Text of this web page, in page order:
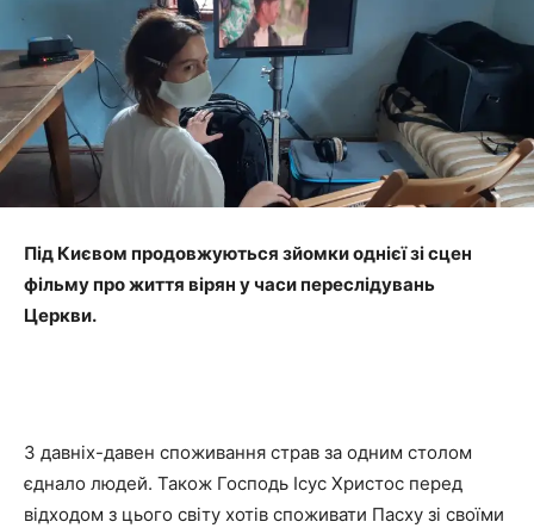
Під Києвом продовжуються зйомки однієї зі сцен
фільму про життя вірян у часи переслідувань
Церкви.
З давніх-давен споживання страв за одним столом
єднало людей. Також Господь Ісус Христос перед
відходом з цього світу хотів споживати Пасху зі своїми